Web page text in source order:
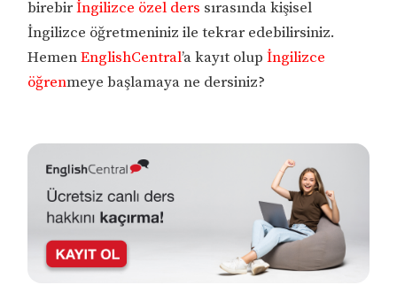
birebirİngilizce özel ders sırasında kişisel
İngilizce öğretmeniniz ile tekrar edebilirsiniz.
HemenEnglishCentral’a kayıt olupİngilizce
öğrenmeye başlamaya ne dersiniz?